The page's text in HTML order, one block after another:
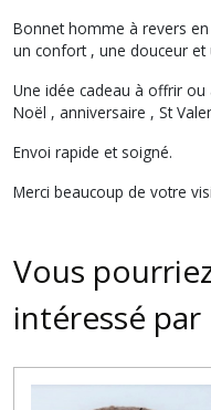
Bonnet homme à revers
un confort , une douceur et
Une idée cadeau à offrir
Noël , anniversaire , St
Envoi rapide et soigné.
Merci beaucoup de votre
Vous
intéressé par